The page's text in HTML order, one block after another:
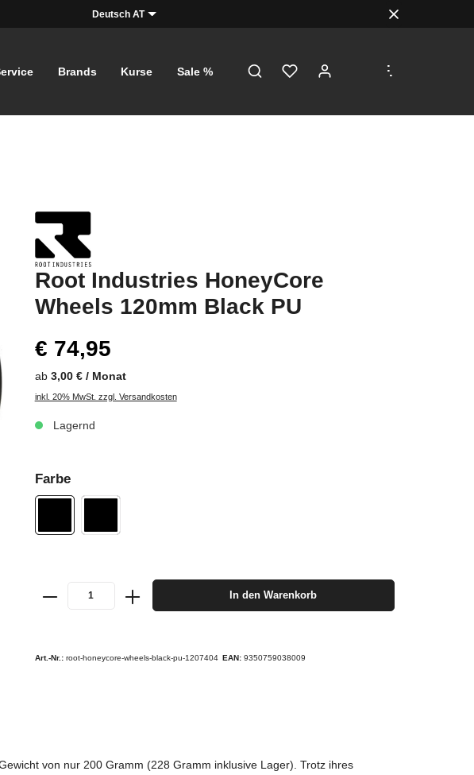
Deutsch AT
Brands Kurse Sale %
...
Root Industries HoneyCore
Wheels 120mm Black PU
€ 74,95
ab 3,00 € / Monat
inkl. 20% MwSt. zzgl. Versandkosten
Lagernd
Farbe
In den Warenkorb
Art.-Nr.: root-honeycore-wheels-black-pu-1207404 EAN: 9350759038009
von nur 200 Gramm (228 Gramm inklusive Lager). Trotz ihres